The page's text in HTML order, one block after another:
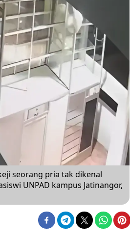
seorang pria tak dikenal
UNPAD kampus Jatinangor,